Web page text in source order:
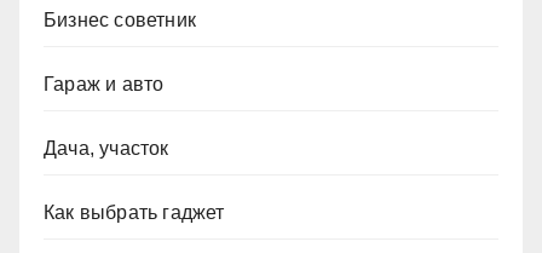
Бизнес советник
Гараж и авто
Дача, участок
Как выбрать гаджет